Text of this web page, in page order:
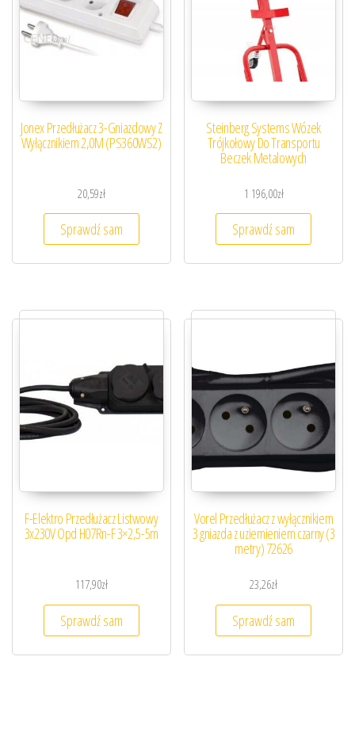
Jonex Przedłużacz 3-Gniazdowy Z
Wyłącznikiem 2,0M (PS360WS2)
20,59zł
Sprawdź sam
Steinberg Systems Wózek
Trójkołowy Do Transportu
Beczek Metalowych
1 196,00zł
Sprawdź sam
F-Elektro Przedłużacz Listwowy
3x230V Opd H07Rn-F 3×2,5-5m
117,90zł
Sprawdź sam
Vorel Przedłużacz z wyłącznikiem
3 gniazda z uziemieniem czarny (3
metry) 72626
23,26zł
Sprawdź sam